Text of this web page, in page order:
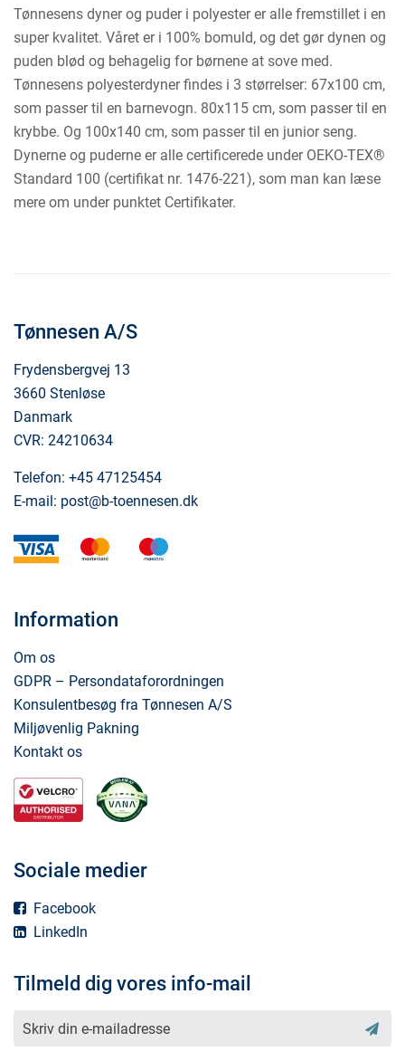
Tønnesens dyner og puder i polyester er alle fremstillet i en
super kvalitet. Våret er i 100% bomuld, og det gør dynen og
puden blød og behagelig for børnene at sove med.
Tønnesens polyesterdyner findes i 3 størrelser: 67x100 cm,
som passer til en barnevogn. 80x115 cm, som passer til en
krybbe. Og 100x140 cm, som passer til en junior seng.
Dynerne og puderne er alle certificerede under OEKO-TEX®
Standard 100 (certifikat nr. 1476-221), som man kan læse
mere om under punktet Certifikater.
Tønnesen A/S
Frydensbergvej 13
3660 Stenløse
Danmark
CVR: 24210634
Telefon: +45 47125454
E-mail: post@b-toennesen.dk
visa mastercard
Information
Om os
GDPR – Persondataforordningen
Konsulentbesøg fra Tønnesen A/S
Miljøvenlig Pakning
Kontakt os
Sociale medier
Facebook
LinkedIn
Tilmeld dig vores info-mail